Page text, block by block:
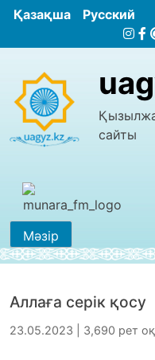
Қазақша Русский
сайты
Мәзір
Аллаға серік қосу
23.05.2023 | 3,690 рет